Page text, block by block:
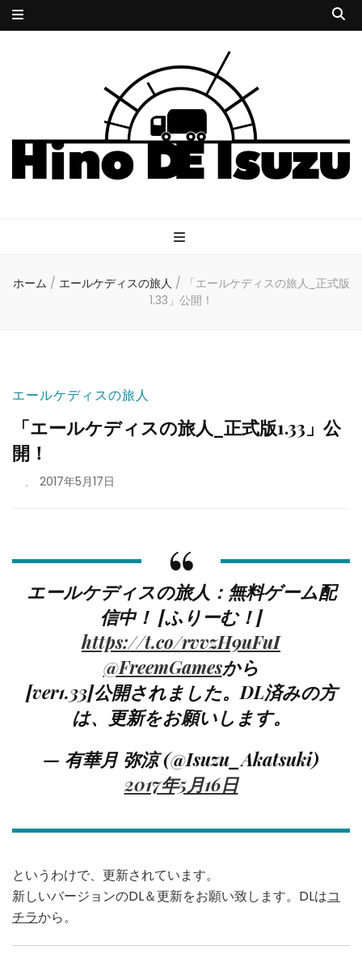
HINODE
ISUZU
ホーム / エールケディスの旅人 /
「エールケディスの旅人_正式版
1.33」公開！
エールケディスの旅人
「エールケディスの旅人_正式版1.33」公
開！
、 2017年5月17日
エールケディスの旅人：無料ゲーム配
信中！ [ふりーむ！]
https://t.co/rvvzH9uFuI
@FreemGamesから
[ver1.33]公開されました。DL済みの方
は、更新をお願いします。
— 有華月 弥涼 (@Isuzu_Akatsuki)
2017年5月16日
というわけで、更新されています。
新しいバージョンのDL＆更新をお願い致します。DLはコ
チラから。